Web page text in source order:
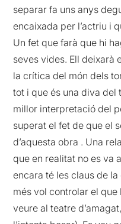
separar fa uns anys
encaixada per l’actriu i
Un fet que farà que hi
seves vides. Ell deixarà
la crítica del món dels
tot i que és una diva del
millor interpretació del
superat el fet de que el
d’aquesta obra . Una
que en realitat no es va
encara té les claus de
més vol controlar el que
veure al teatre